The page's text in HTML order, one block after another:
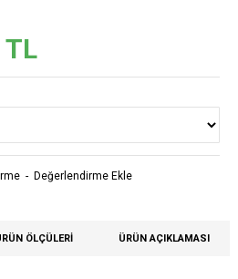
- Değerlendirme Ekle
ÖLÇÜLERI ÜRÜN AÇIKLAMASI